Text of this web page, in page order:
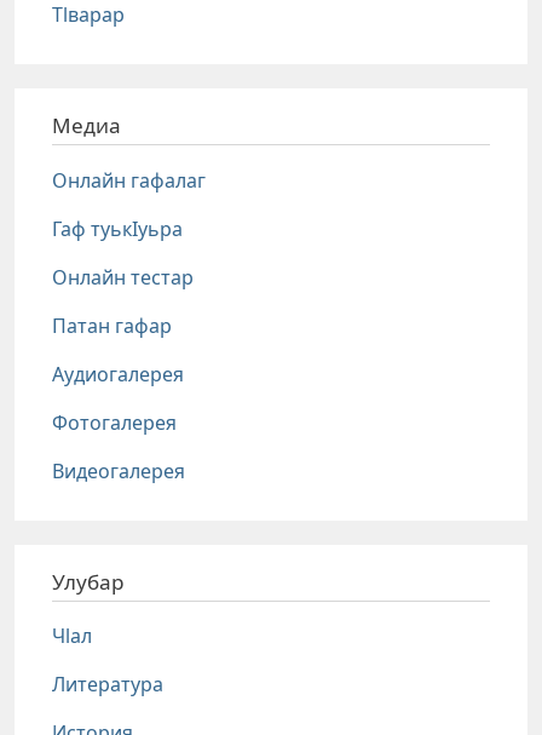
Тlварар
Медиа
Онлайн гафалаг
Гаф туькIуьра
Онлайн тестар
Патан гафар
Аудиогалерея
Фотогалерея
Видеогалерея
Улубар
Чlал
Литература